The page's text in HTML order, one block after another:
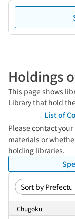
Holdings
This page shows
Library that hold
List of
Please contact
materials or
holding libraries.
Chugoku